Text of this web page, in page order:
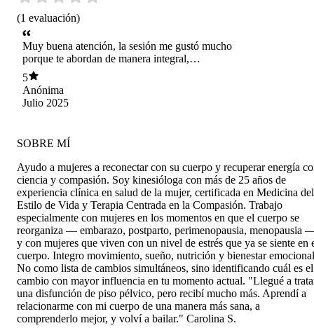
(1 evaluación)
Muy buena atención, la sesión me gustó mucho
porque te abordan de manera integral,
integrando distintas dimensiones pero sin perder
el enfoque en tu motivo de consulta. Cumplió
100% con mis espectativas, era lo que estas
buscando. Una atención empática y cernada,
5
Anónima
Julio 2025
SOBRE MÍ
Ayudo a mujeres a reconectar con su cuerpo y recuperar energía
ciencia y compasión. Soy kinesióloga con más de 25 años de
experiencia clínica en salud de la mujer, certificada en Medicina del
Estilo de Vida y Terapia Centrada en la Compasión. Trabajo
especialmente con mujeres en los momentos en que el cuerpo se
reorganiza — embarazo, postparto, perimenopausia, menopausia
y con mujeres que viven con un nivel de estrés que ya se siente en
cuerpo. Integro movimiento, sueño, nutrición y bienestar
No como lista de cambios simultáneos, sino identificando cuál es el
cambio con mayor influencia en tu momento actual. "Llegué a
una disfunción de piso pélvico, pero recibí mucho más. Aprendí a
relacionarme con mi cuerpo de una manera más sana, a
comprenderlo mejor, y volví a bailar." Carolina S.